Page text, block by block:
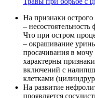
На признаки
–
Что при остром
– окрашивание
просачивания в
характерны
включений с
клетками
На развитие
проявляется